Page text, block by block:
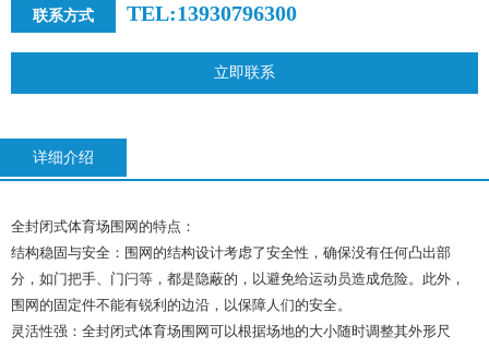
联系方式 TEL:13930796300
立即联系
详细介绍
全封闭式体育场围网的特点：
结构稳固与安全：围网的结构设计考虑了安全性，确保没有任何凸出部
分，如门把手、门闩等，都是隐蔽的，以避免给运动员造成危险。此外，
围网的固定件不能有锐利的边沿，以保障人们的安全。
灵活性强：全封闭式体育场围网可以根据场地的大小随时调整其外形尺